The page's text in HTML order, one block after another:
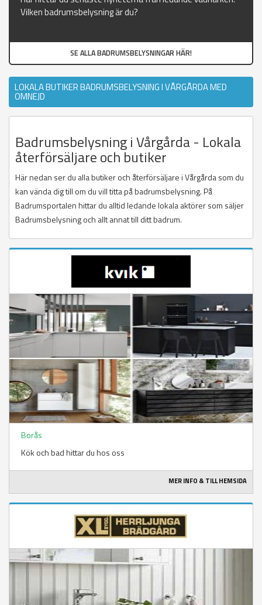
Vilken badrumsbelysning är du?
SE ALLA BADRUMSBELYSNINGAR HÄR!
LOKALA BUTIKER BADRUMSBELYSNING I VÅRGÅRDA MED
OMNEJD
Badrumsbelysning i Vårgårda - Lokala
återförsäljare och butiker
Här nedan ser du alla butiker och återförsäljare i Vårgårda som du
kan vända dig till om du vill titta på badrumsbelysning. På
Badrumsportalen hittar du alltid ledande lokala aktörer som säljer
Badrumsbelysning och allt annat till ditt badrum.
Borås
Kök och bad hittar du hos oss
MER INFO & TILL HEMSIDA